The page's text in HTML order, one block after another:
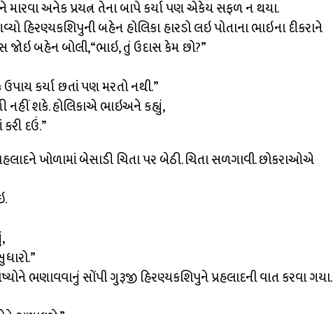
મારવા અનેક પ્રયત્ન તેના બાપે કર્યા પણ એકેય સફળ ન થયા.
હિરણ્યકશિપુની બહેન હોલિકા હારડો લઇ પોતાના ભાઇના દીકરાને
જોઇ બહેન બોલી, “ભાઇ, તું ઉદાસ કેમ છો?”
કર્યા છતાં પણ મરતો નથી.”
નહીં શકે. હોલિકાએ ભાઇઅને કહ્યું,
દઉં.”
ખોળામાં બેસાડી ચિતા પર બેઠી. ચિતા સળગાવી. છોકરાઓએ
ભણાવવાનું સોંપી ગુરૂજી હિરણ્યકશિપુને પ્રહલાદની વાત કરવા ગયા.